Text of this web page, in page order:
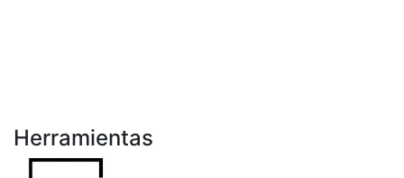
Herramientas